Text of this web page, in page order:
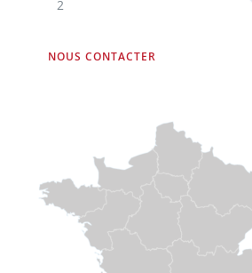
2
NOUS CONTACTER